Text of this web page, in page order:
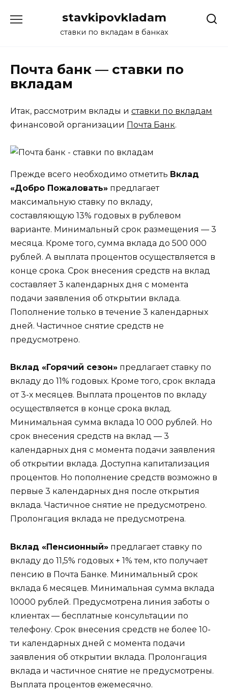
stavkipovkladam
ставки по вкладам в банках
Почта банк — ставки по
вкладам
Итак, рассмотрим вклады и ставки по вкладам
финансовой организации Почта Банк.
Прежде всего необходимо отметить Вклад
«Добро Пожаловать» предлагает
максимальную ставку по вкладу,
составляющую 13% годовых в рублевом
варианте. Минимальный срок размещения — 3
месяца. Кроме того, сумма вклада до 500 000
рублей. А выплата процентов осуществляется в
конце срока. Срок внесения средств на вклад
составляет 3 календарных дня с момента
подачи заявления об открытии вклада.
Пополнение только в течение 3 календарных
дней. Частичное снятие средств не
предусмотрено.
Вклад «Горячий сезон» предлагает ставку по
вкладу до 11% годовых. Кроме того, срок вклада
от 3-х месяцев. Выплата процентов по вкладу
осуществляется в конце срока вклад.
Минимальная сумма вклада 10 000 рублей. Но
срок внесения средств на вклад — 3
календарных дня с момента подачи заявления
об открытии вклада. Доступна капитализация
процентов. Но пополнение средств возможно в
первые 3 календарных дня после открытия
вклада. Частичное снятие не предусмотрено.
Пролонгация вклада не предусмотрена.
Вклад «Пенсионный» предлагает ставку по
вкладу до 11,5% годовых + 1% тем, кто получает
пенсию в Почта Банке. Минимальный срок
вклада 6 месяцев. Минимальная сумма вклада
10000 рублей. Предусмотрена линия заботы о
клиентах — бесплатные консультации по
телефону. Срок внесения средств не более 10-
ти календарных дней с момента подачи
заявления об открытии вклада. Пролонгация
вклада и частичное снятие не предусмотрены.
Выплата процентов ежемесячно.